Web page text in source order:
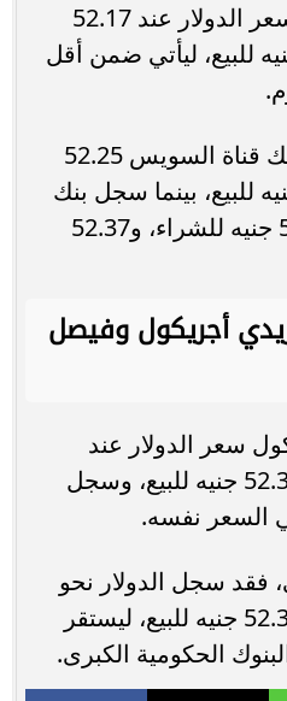
سجل بنك الإسكندرية سعر الدولار عند 52.17
للشراء، و52.27 جنيه للبيع، ليأتي ضمن أقل
وبلغ سعر الدولار في بنك قناة السويس 52.25
للشراء، و52.35 جنيه للبيع، بينما سجل بنك
التعمير والإسكان 52.27 جنيه للشراء، و52.37
أجريكول وفيصل
سعر الدولار عند
52.26 جنيه للشراء، و52.36 جنيه للبيع، وسجل
السعر نفسه.
فقد سجل الدولار نحو
52.27 جنيه للشراء، و52.37 جنيه للبيع، ليستقر
الحكومية الكبرى.